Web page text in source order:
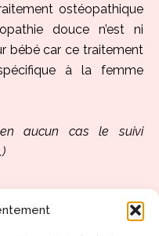
ostéopathique
douce n’est ni
bébé car ce traitement
à la femme
en aucun cas le suivi